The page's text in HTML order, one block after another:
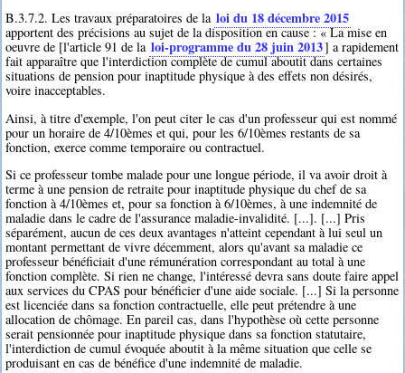
B.3.7.2. Les travaux préparatoires de la loi du 18 décembre 2015
apportent des précisions au sujet de la disposition en cause : « La mise en
oeuvre de [l'article 91 de la loi-programme du 28 juin 2013] a rapidement
fait apparaître que l'interdiction complète de cumul aboutit dans certaines
situations de pension pour inaptitude physique à des effets non désirés,
voire inacceptables.
Ainsi, à titre d'exemple, l'on peut citer le cas d'un professeur qui est nommé
pour un horaire de 4/10èmes et qui, pour les 6/10èmes restants de sa
fonction, exerce comme temporaire ou contractuel.
Si ce professeur tombe malade pour une longue période, il va avoir droit à
terme à une pension de retraite pour inaptitude physique du chef de sa
fonction à 4/10èmes et, pour sa fonction à 6/10èmes, à une indemnité de
maladie dans le cadre de l'assurance maladie-invalidité. [...]. [...] Pris
séparément, aucun de ces deux avantages n'atteint cependant à lui seul un
montant permettant de vivre décemment, alors qu'avant sa maladie ce
professeur bénéficiait d'une rémunération correspondant au total à une
fonction complète. Si rien ne change, l'intéressé devra sans doute faire appel
aux services du CPAS pour bénéficier d'une aide sociale. [...] Si la personne
est licenciée dans sa fonction contractuelle, elle peut prétendre à une
allocation de chômage. En pareil cas, dans l'hypothèse où cette personne
serait pensionnée pour inaptitude physique dans sa fonction statutaire,
l'interdiction de cumul évoquée aboutit à la même situation que celle se
produisant en cas de bénéfice d'une indemnité de maladie.